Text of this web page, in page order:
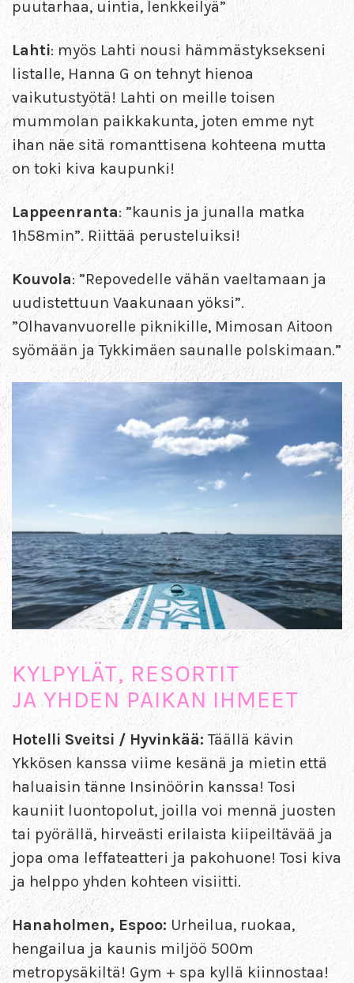
puutarhaa, uintia, lenkkeilyä”
Lahti: myös Lahti nousi hämmästyksekseni
listalle, Hanna G on tehnyt hienoa
vaikutustyötä! Lahti on meille toisen
mummolan paikkakunta, joten emme nyt
ihan näe sitä romanttisena kohteena mutta
on toki kiva kaupunki!
Lappeenranta: ”kaunis ja junalla matka
1h58min”. Riittää perusteluiksi!
Kouvola: ”Repovedelle vähän vaeltamaan ja
uudistettuun Vaakunaan yöksi”.
”Olhavanvuorelle piknikille, Mimosan Aitoon
syömään ja Tykkimäen saunalle polskimaan.”
KYLPYLÄT, RESORTIT
JA YHDEN PAIKAN IHMEET
Hotelli Sveitsi / Hyvinkää:Täällä kävin
Ykkösen kanssa viime kesänä ja mietin että
haluaisin tänne Insinöörin kanssa! Tosi
kauniit luontopolut, joilla voi mennä juosten
tai pyörällä, hirveästi erilaista kiipeiltävää ja
jopa oma leffateatteri ja pakohuone! Tosi kiva
ja helppo yhden kohteen visiitti.
Hanaholmen, Espoo: Urheilua, ruokaa,
hengailua ja kaunis miljöö 500m
metropysäkiltä! Gym + spa kyllä kiinnostaa!